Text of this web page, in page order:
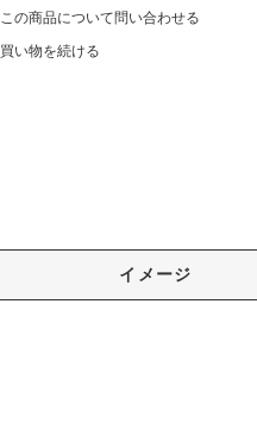
この商品について問い合わせる
買い物を続ける
イメージ